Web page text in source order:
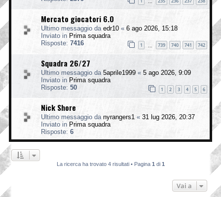
Mercato giocatori 6.0
Ultimo messaggio da edr10 « 6 ago 2026, 15:18
Inviato in Prima squadra
Risposte: 7416 1 739 740 741 742
Squadra 26/27
Ultimo messaggio da 5aprile1999 « 5 ago 2026, 9:09
Inviato in Prima squadra
Risposte: 50 1 2 3 4 5 6
Nick Shore
Ultimo messaggio da nyrangers1 « 31 lug 2026, 20:37
Inviato in Prima squadra
Risposte: 6
La ricerca ha trovato 4 risultati • Pagina 1 di 1
Vai a